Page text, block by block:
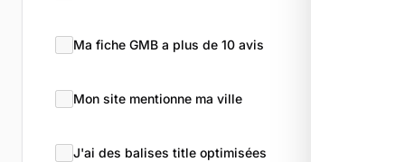
Ma fiche GMB a plus de 10 avis
Mon site mentionne ma ville
J'ai des balises title optimisées